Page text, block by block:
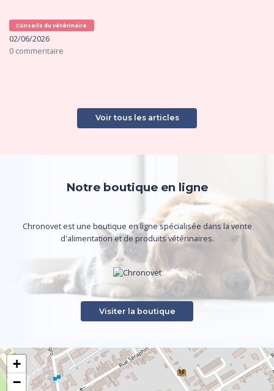
Conseils du vétérinaire
02/06/2026
0 commentaire
Voir tous les articles
Notre boutique en ligne
Chronovet est une boutique en ligne spécialisée dans la vente
d'alimentation et de produits vétérinaires.
Visiter la boutique
+
−